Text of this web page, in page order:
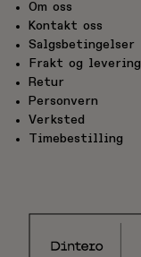
Om oss
Kontakt oss
Salgsbetingelser
Frakt og levering
Retur
Personvern
Verksted
Timebestilling